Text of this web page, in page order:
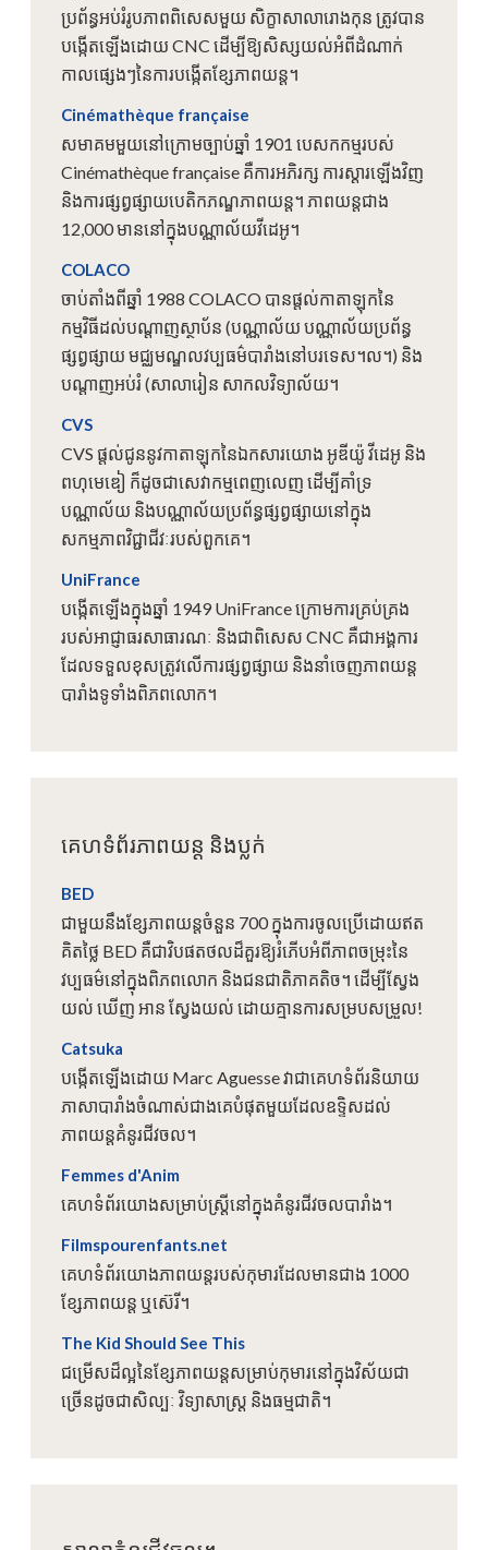
ប្រព័ន្ធអប់រំរូបភាពពិសេសមួយ សិក្ខាសាលារោងកុន ត្រូវបាន
បង្កើតឡើងដោយ CNC ដើម្បីឱ្យសិស្សយល់អំពីដំណាក់
កាលផ្សេងៗនៃការបង្កើតខ្សែភាពយន្ត។
Cinémathèque française
សមាគមមួយនៅក្រោមច្បាប់ឆ្នាំ 1901 បេសកកម្មរបស់
Cinémathèque française គឺការអភិរក្ស ការស្ដារឡើងវិញ
និងការផ្សព្វផ្សាយបេតិកភណ្ឌភាពយន្ត។ ភាពយន្តជាង
12,000 មាននៅក្នុងបណ្ណាល័យវីដេអូ។
COLACO
ចាប់តាំងពីឆ្នាំ 1988 COLACO បានផ្តល់កាតាឡុកនៃ
កម្មវិធីដល់បណ្តាញស្ថាប័ន (បណ្ណាល័យ បណ្ណាល័យប្រព័ន្ធ
ផ្សព្វផ្សាយ មជ្ឈមណ្ឌលវប្បធម៌បារាំងនៅបរទេស។ល។) និង
បណ្តាញអប់រំ (សាលារៀន សាកលវិទ្យាល័យ។
CVS
CVS ផ្តល់ជូននូវកាតាឡុកនៃឯកសារយោង អូឌីយ៉ូ វីដេអូ និង
ពហុមេឌៀ ក៏ដូចជាសេវាកម្មពេញលេញ ដើម្បីគាំទ្រ
បណ្ណាល័យ និងបណ្ណាល័យប្រព័ន្ធផ្សព្វផ្សាយនៅក្នុង
សកម្មភាពវិជ្ជាជីវៈរបស់ពួកគេ។
UniFrance
បង្កើតឡើងក្នុងឆ្នាំ 1949 UniFrance ក្រោមការគ្រប់គ្រង
របស់អាជ្ញាធរសាធារណៈ និងជាពិសេស CNC គឺជាអង្គការ
ដែលទទួលខុសត្រូវលើការផ្សព្វផ្សាយ និងនាំចេញភាពយន្ត
បារាំងទូទាំងពិភពលោក។
គេហទំព័រភាពយន្ត និងប្លក់
BED
ជាមួយនឹងខ្សែភាពយន្តចំនួន 700 ក្នុងការចូលប្រើដោយឥត
គិតថ្លៃ BED គឺជាវិបផតថលដ៏គួរឱ្យរំភើបអំពីភាពចម្រុះនៃ
វប្បធម៌នៅក្នុងពិភពលោក និងជនជាតិភាគតិច។ ដើម្បីស្វែង
យល់ ឃើញ អាន ស្វែងយល់ ដោយគ្មានការសម្របសម្រួល!
Catsuka
បង្កើតឡើងដោយ Marc Aguesse វាជាគេហទំព័រនិយាយ
ភាសាបារាំងចំណាស់ជាងគេបំផុតមួយដែលឧទ្ទិសដល់
ភាពយន្តគំនូរជីវចល។
Femmes d'Anim
គេហទំព័រយោងសម្រាប់ស្ត្រីនៅក្នុងគំនូរជីវចលបារាំង។
Filmspourenfants.net
គេហទំព័រយោងភាពយន្តរបស់កុមារដែលមានជាង 1000
ខ្សែភាពយន្ត ឬស៊េរី។
The Kid Should See This
ជម្រើសដ៏ល្អនៃខ្សែភាពយន្តសម្រាប់កុមារនៅក្នុងវិស័យជា
ច្រើនដូចជាសិល្បៈ វិទ្យាសាស្រ្ត និងធម្មជាតិ។